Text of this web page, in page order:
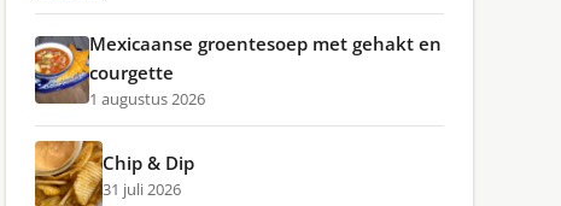
Mexicaanse groentesoep met gehakt en
courgette
1 augustus 2026
Chip & Dip
31 juli 2026